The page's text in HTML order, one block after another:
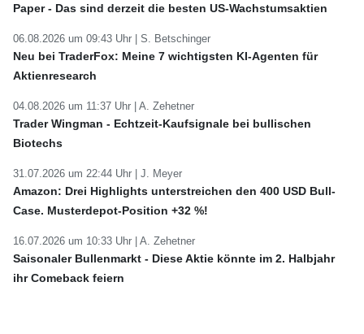
Paper - Das sind derzeit die besten US-Wachstumsaktien
06.08.2026 um 09:43 Uhr | S. Betschinger
Neu bei TraderFox: Meine 7 wichtigsten KI-Agenten für
Aktienresearch
04.08.2026 um 11:37 Uhr | A. Zehetner
Trader Wingman - Echtzeit-Kaufsignale bei bullischen
Biotechs
31.07.2026 um 22:44 Uhr | J. Meyer
Amazon: Drei Highlights unterstreichen den 400 USD Bull-
Case. Musterdepot-Position +32 %!
16.07.2026 um 10:33 Uhr | A. Zehetner
Saisonaler Bullenmarkt - Diese Aktie könnte im 2. Halbjahr
ihr Comeback feiern